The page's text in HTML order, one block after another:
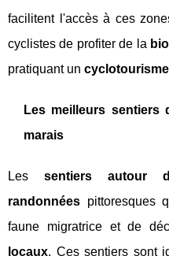
facilitent l'accès à ces
cyclistes de profiter de la
pratiquant un cyclotourisme
Les meilleurs sentiers
marais
Les sentiers autour
randonnées pittoresques
faune migratrice et de
locaux. Ces sentiers sont